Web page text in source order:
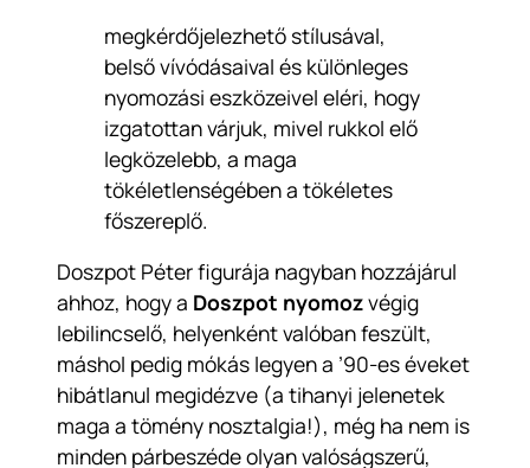
megkérdőjelezhető stílusával,
belső vívódásaival és különleges
nyomozási eszközeivel eléri, hogy
izgatottan várjuk, mivel rukkol elő
legközelebb, a maga
tökéletlenségében a tökéletes
főszereplő.
Doszpot Péter figurája nagyban hozzájárul
ahhoz, hogy a Doszpot nyomozvégig
lebilincselő, helyenként valóban feszült,
máshol pedig mókás legyen a ’90-es éveket
hibátlanul megidézve (a tihanyi jelenetek
maga a tömény nosztalgia!), még ha nem is
minden párbeszéde olyan valóságszerű,